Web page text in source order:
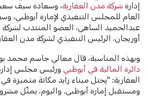
إدارة شركة مدن العقارية، وسعادة سيف
العام للمجلس التنفيذي لإمارة أبوظبي،
عبدالحميد الساهي، العضو المنتدب لشركة
أوريجان، الرئيس التنفيذي لشركة مدن
وبهذه المناسبة، قال معالي جاسم محمد
دائرة المالية في أبوظبي ورئيس مجلس
العقارية: "يحتل ميناء زايد مكانة متميزة
ومستقبل إمارة أبوظبي. واليوم، يمثّل